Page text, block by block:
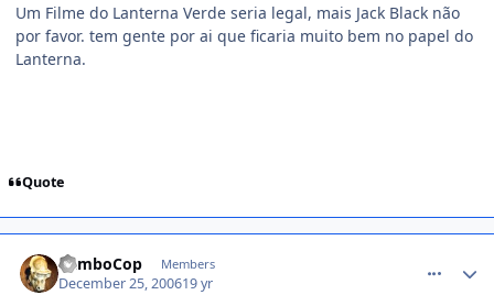
Um Filme do Lanterna Verde seria legal, mais Jack Black não
por favor. tem gente por ai que ficaria muito bem no papel do
Lanterna.
Quote
RamboCop Members
December 25, 200619 yr